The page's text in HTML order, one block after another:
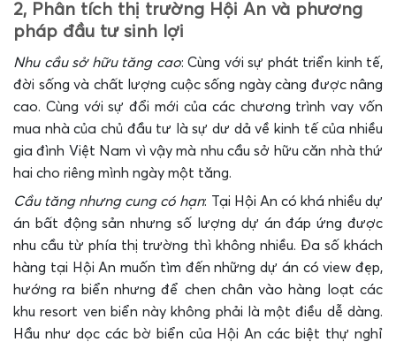
2, Phân tích thị trường Hội An và phương
pháp đầu tư sinh lợi
Nhu cầu sở hữu tăng cao: Cùng với sự phát triển kinh tế,
đời sống và chất lượng cuộc sống ngày càng được nâng
cao. Cùng với sự đổi mới của các chương trình vay vốn
mua nhà của chủ đầu tư là sự dư dả về kinh tế của nhiều
gia đình Việt Nam vì vậy mà nhu cầu sở hữu căn nhà thứ
hai cho riêng mình ngày một tăng.
Cầu tăng nhưng cung có hạn: Tại Hội An có khá nhiều dự
án bất động sản nhưng số lượng dự án đáp ứng được
nhu cầu từ phía thị trường thì không nhiều. Đa số khách
hàng tại Hội An muốn tìm đến những dự án có view đẹp,
hướng ra biển nhưng để chen chân vào hàng loạt các
khu resort ven biển này không phải là một điều dễ dàng.
Hầu như dọc các bờ biển của Hội An các biệt thự nghỉ